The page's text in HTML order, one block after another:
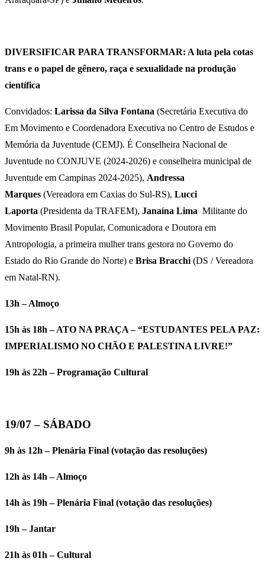
DIVERSIFICAR PARA TRANSFORMAR: A luta pela cotas
trans e o papel de gênero, raça e sexualidade na produção
científica
Convidados: Larissa da Silva Fontana (Secretária Executiva do
Em Movimento e Coordenadora Executiva no Centro de Estudos e
Memória da Juventude (CEMJ). É Conselheira Nacional de
Juventude no CONJUVE (2024-2026) e conselheira municipal de
Juventude em Campinas 2024-2025), Andressa
Marques (Vereadora em Caxias do Sul-RS), Lucci
Laporta (Presidenta da TRAFEM), Janaína Lima Militante do
Movimento Brasil Popular, Comunicadora e Doutora em
Antropologia, a primeira mulher trans gestora no Governo do
Estado do Rio Grande do Norte) e Brisa Bracchi (DS / Vereadora
em Natal-RN).
13h – Almoço
15h às 18h – ATO NA PRAÇA – “ESTUDANTES PELA PAZ:
IMPERIALISMO NO CHÃO E PALESTINA LIVRE!”
19h às 22h – Programação Cultural
19/07 – SÁBADO
9h às 12h – Plenária Final (votação das resoluções)
12h às 14h – Almoço
14h às 19h – Plenária Final (votação das resoluções)
19h – Jantar
21h às 01h – Cultural